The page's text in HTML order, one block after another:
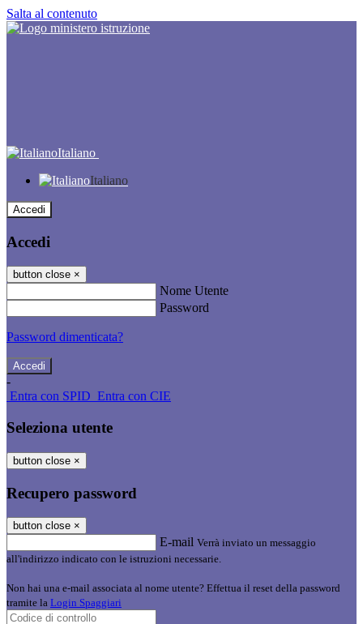
Salta al contenuto
Italiano
Italiano
Accedi
Accedi
button close ×
Nome Utente
Password
Password dimenticata?
-
Entra con SPID Entra con CIE
Seleziona utente
button close ×
Recupero password
button close ×
E-mail Verrà inviato un messaggio
all'indirizzo indicato con le istruzioni necessarie.
Non hai una e-mail associata al nome utente? Effettua il reset della password
tramite la Login Spaggiari